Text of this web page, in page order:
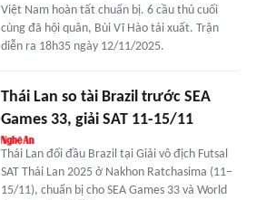
Việt Nam hoàn tất chuẩn bị. 6 cầu thủ cuối
cùng đã hội quân, Bùi Vĩ Hào tái xuất. Trận
diễn ra 18h35 ngày 12/11/2025.
Thái Lan so tài Brazil trước SEA
Games 33, giải SAT 11-15/11
Thái Lan đối đầu Brazil tại Giải vô địch Futsal
SAT Thái Lan 2025 ở Nakhon Ratchasima (11–
15/11), chuẩn bị cho SEA Games 33 và World